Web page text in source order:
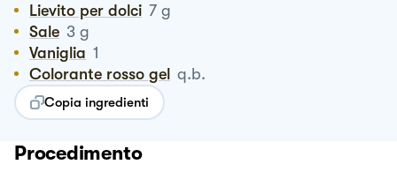
Lievito per dolci 7 g
Sale 3 g
Vaniglia 1
Colorante rosso gel q.b.
Copia ingredienti
Procedimento